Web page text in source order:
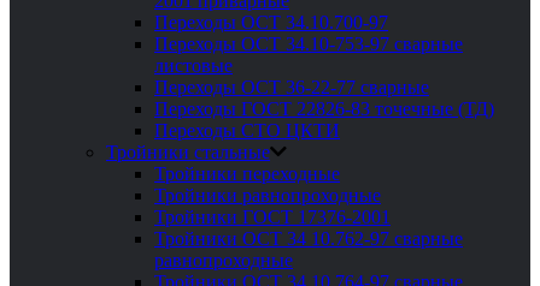
Переходы ОСТ 34.10.700-97
Переходы ОСТ 34.10-753-97 сварные
листовые
Переходы ОСТ 36-22-77 сварные
Переходы ГОСТ 22826-83 точечные (ТД)
Переходы СТО ЦКТИ
Тройники стальные
Тройники переходные
Тройники равнопроходные
Тройники ГОСТ 17376-2001
Тройники ОСТ 34 10.762-97 сварные
равнопроходные
Тройники ОСТ 34 10.764-97 сварные